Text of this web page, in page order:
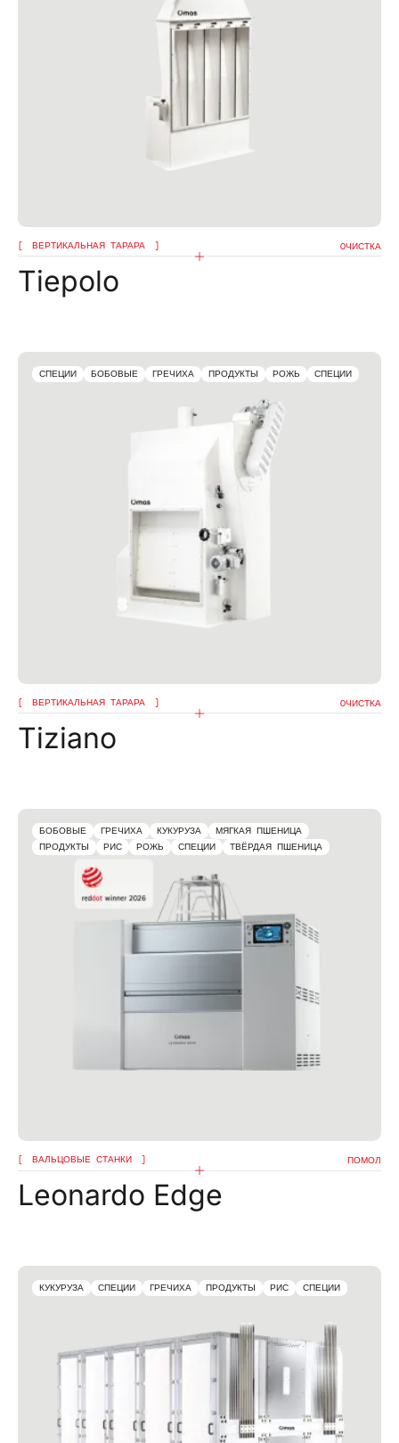
ВЕРТИКАЛЬНАЯ ТАРАРА OЧИСТКА
Tiepolo
СПЕЦИИ БОБОВЫЕ ГРЕЧИХА ПРОДУКТЫ РОЖЬ СПЕЦИИ
ВЕРТИКАЛЬНАЯ ТАРАРА OЧИСТКА
Tiziano
БОБОВЫЕ ГРЕЧИХА КУКУРУЗА
МЯГКАЯ ПШЕНИЦА
ПРОДУКТЫ
РИС РОЖЬ СПЕЦИИ ТВЁРДАЯ ПШЕНИЦА
ВАЛЬЦОВЫЕ СТАНКИ ПОМОЛ
Leonardo Edge
КУКУРУЗА СПЕЦИИ ГРЕЧИХА ПРОДУКТЫ РИС СПЕЦИИ